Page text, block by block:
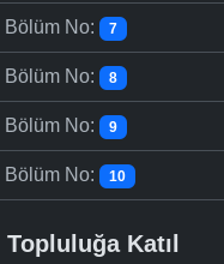
Bölüm No: 7
Bölüm No: 8
Bölüm No: 9
Bölüm No: 10
Topluluğa Katıl